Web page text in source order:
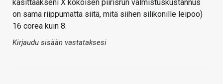
käsittääkseni X kokoisen piirisrun valmistuskustannus
on sama riippumatta siitä, mitä siihen silikonille leipoo)
16 corea kuin 8.
Kirjaudu sisään vastataksesi